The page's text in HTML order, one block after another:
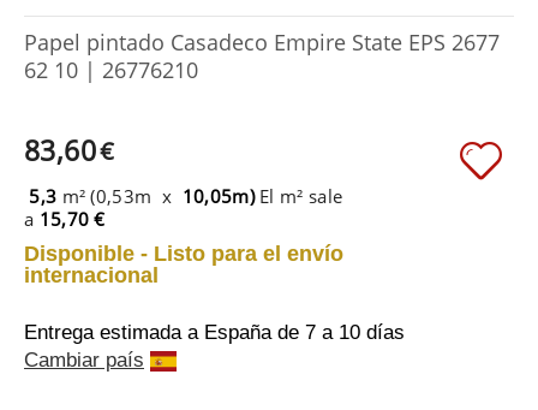
Papel pintado Casadeco Empire State EPS 2677
62 10 | 26776210
83,60€
5,3 m² (0,53m x 10,05m) El m² sale
a 15,70 €
Disponible - Listo para el envío
internacional
Entrega estimada a España de 7 a 10 días
Cambiar país